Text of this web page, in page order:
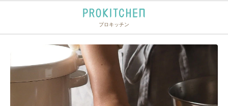
ウェック フライパン
プレート グラス カトラリー
プロキッチンオリジナル 山田工業所
プロキッチン